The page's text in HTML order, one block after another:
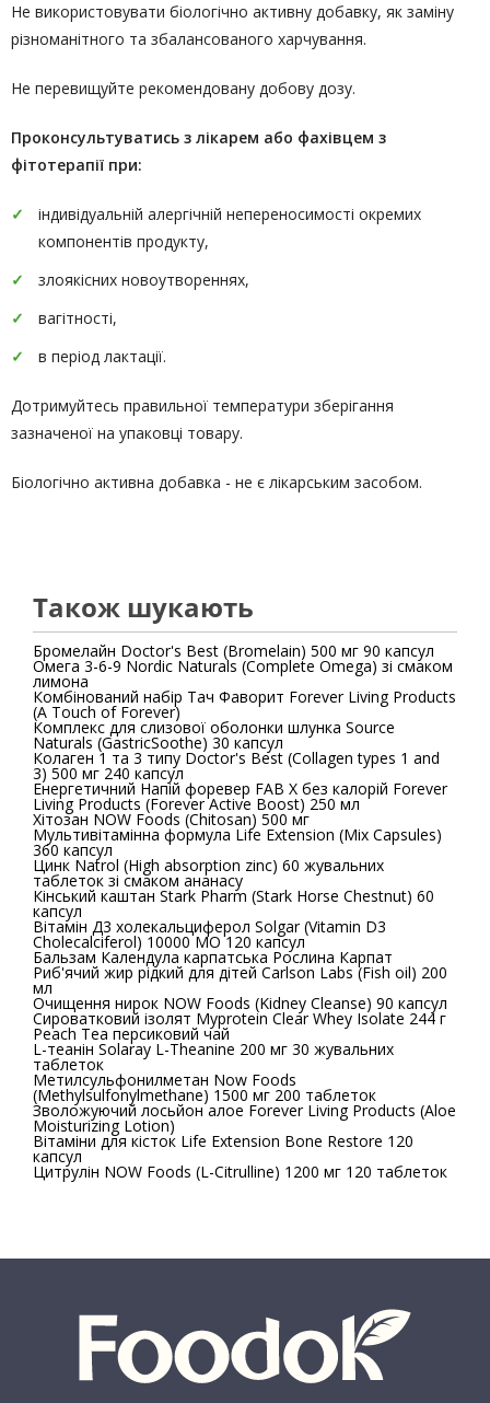
Не використовувати біологічно активну добавку, як заміну
різноманітного та збалансованого харчування.
Не перевищуйте рекомендовану добову дозу.
Проконсультуватись з лікарем або фахівцем з
фітотерапії при:
індивідуальній алергічній непереносимості окремих
компонентів продукту,
злоякісних новоутвореннях,
вагітності,
в період лактації.
Дотримуйтесь правильної температури зберігання
зазначеної на упаковці товару.
Біологічно активна добавка - не є лікарським засобом.
Також шукають
Бромелайн Doctor's Best (Bromelain) 500 мг 90 капсул
Омега 3-6-9 Nordic Naturals (Complete Omega) зі смаком
лимона
Комбінований набір Тач Фаворит Forever Living Products
(A Touch of Forever)
Комплекс для слизової оболонки шлунка Source
Naturals (GastricSoothe) 30 капсул
Колаген 1 та 3 типу Doctor's Best (Collagen types 1 and
3) 500 мг 240 капсул
Енергетичний Напій форевер FAB X без калорій Forever
Living Products (Forever Active Boost) 250 мл
Хітозан NOW Foods (Chitosan) 500 мг
Мультивітамінна формула Life Extension (Mix Capsules)
360 капсул
Цинк Natrol (High absorption zinc) 60 жувальних
таблеток зі смаком ананасу
Кінський каштан Stark Pharm (Stark Horse Chestnut) 60
капсул
Вітамін Д3 холекальциферол Solgar (Vitamin D3
Cholecalciferol) 10000 МО 120 капсул
Бальзам Календула карпатська Рослина Карпат
Риб'ячий жир рідкий для дітей Carlson Labs (Fish oil) 200
мл
Очищення нирок NOW Foods (Kidney Cleanse) 90 капсул
Сироватковий ізолят Myprotein Clear Whey Isolate 244 г
Peach Tea персиковий чай
L-теанін Solaray L-Theanine 200 мг 30 жувальних
таблеток
Метилсульфонилметан Now Foods
(Methylsulfonylmethane) 1500 мг 200 таблеток
Зволожуючий лосьйон алое Forever Living Products (Aloe
Moisturizing Lotion)
Вітаміни для кісток Life Extension Bone Restore 120
капсул
Цитрулін NOW Foods (L-Citrulline) 1200 мг 120 таблеток